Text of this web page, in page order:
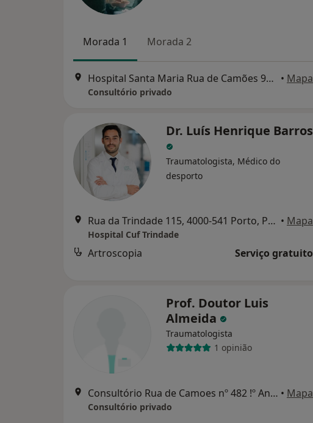
Morada 1 Morada 2
Hospital Santa Maria Rua de Camões 906, Porto • Mapa
Consultório privado
Dr. Luís Henrique Barros
Traumatologista, Médico do
desporto
Rua da Trindade 115, 4000-541 Porto, Porto • Mapa
Hospital Cuf Trindade
Artroscopia Serviço gratuito
Prof. Doutor Luis
Almeida
Traumatologista
1 opinião
Consultório Rua de Camoes nº 482 !º Andar, Porto • Mapa
Consultório privado